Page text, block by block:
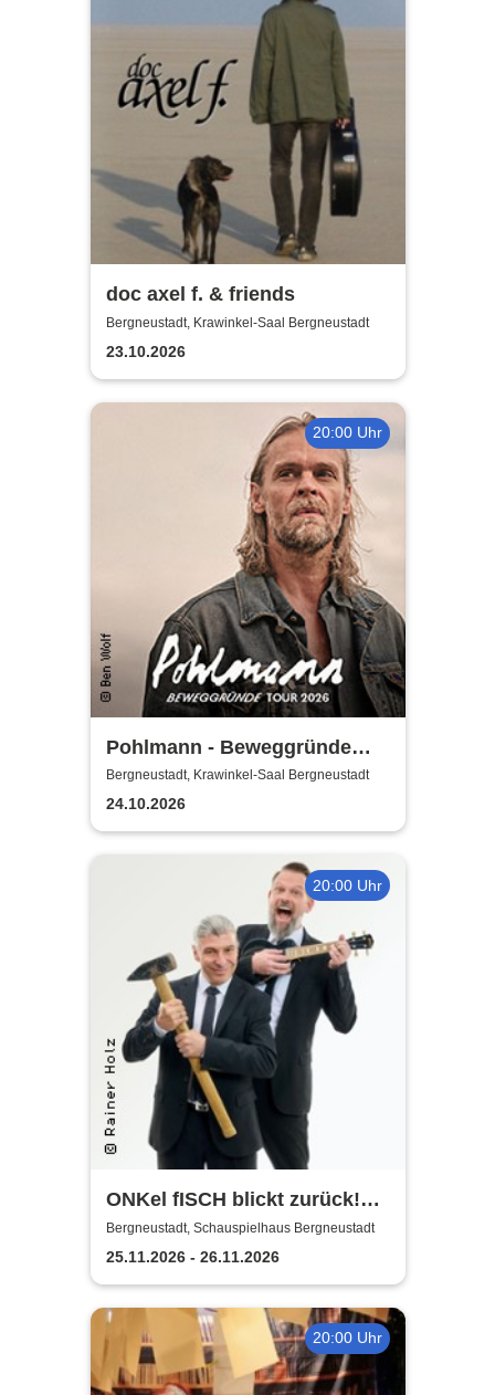
doc axel f. & friends
Bergneustadt, Krawinkel-Saal Bergneustadt
23.10.2026
20:00 Uhr
Pohlmann - Beweggründe
Tour 2026
Bergneustadt, Krawinkel-Saal Bergneustadt
24.10.2026
20:00 Uhr
ONKel fISCH blickt zurück!
Der satirische
Jahresrückblick
Bergneustadt, Schauspielhaus Bergneustadt
25.11.2026 - 26.11.2026
20:00 Uhr